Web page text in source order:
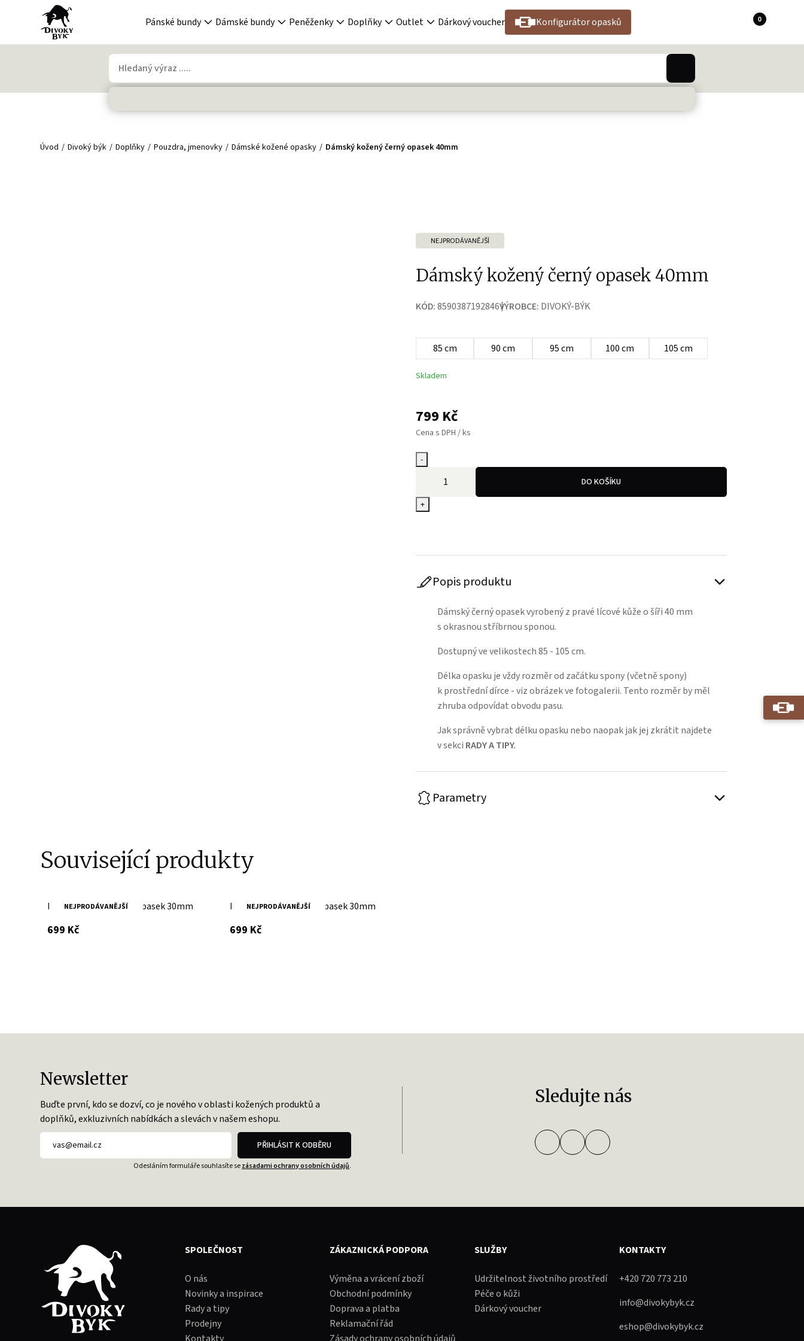
Pánské bundy Dámské bundy Peněženky Doplňky Outlet Dárkový voucher Konfigurátor opasků 0
Úvod Divoký býk Doplňky Pouzdra, jmenovky Dámské kožené opasky Dámský kožený černý opasek 40mm
NEJPRODÁVANĚJŠÍ
Dámský kožený černý opasek 40mm
KÓD:8590387192846VÝROBCE: DIVOKÝ-BÝK
85 cm 90 cm 95 cm 100 cm 105 cm
Skladem
799 Kč
Cena s DPH / ks
-
+
DO KOŠÍKU
Popis produktu
Dámský černý opasek vyrobený z pravé lícové kůže o šíři 40 mm
s okrasnou stříbrnou sponou.
Dostupný ve velikostech 85 - 105 cm.
Délka opasku je vždy rozměr od začátku spony (včetně spony)
k prostřední dírce - viz obrázek ve fotogalerii. Tento rozměr by měl
zhruba odpovídat obvodu pasu.
Jak správně vybrat délku opasku nebo naopak jak jej zkrátit najdete
v sekci RADY A TIPY.
Parametry
Související produkty
NEJPRODÁVANĚJŠÍ
Dámský kožený černý opasek 30mm
699 Kčs DPH
NEJPRODÁVANĚJŠÍ
Dámský kožený černý opasek 30mm
699 Kčs DPH
Newsletter
Buďte první, kdo se dozví, co je nového v oblasti kožených produktů a
doplňků, exkluzivních nabídkách a slevách v našem eshopu.
PŘIHLÁSIT K ODBĚRU
Odesláním formuláře souhlasíte sezásadami ochrany osobních údajů.
Sledujte nás
SPOLEČNOST
O nás
Novinky a inspirace
Rady a tipy
Prodejny
ZÁKAZNICKÁ PODPORA
Výměna a vrácení zboží
Obchodní podmínky
Doprava a platba
Reklamační řád
SLUŽBY
Udržitelnost životního prostředí
Péče o kůži
Dárkový voucher
KONTAKTY
+420 720 773 210
info@divokybyk.cz
eshop@divokybyk.cz